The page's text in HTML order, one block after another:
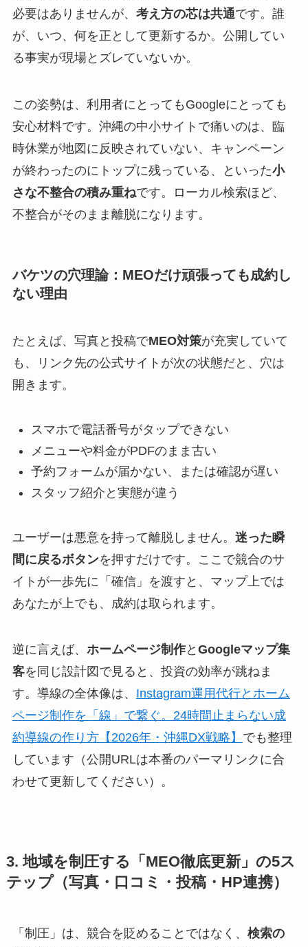
必要はありませんが、 考え方の芯は共通です。誰
が、いつ、何を正として更新するか。公開してい
る事実が現場とズレていないか。
この姿勢は、利用者にとってもGoogleにとっても
安心材料です。沖縄の中小サイトで痛いのは、臨
時休業が地図に反映されていない、キャンペーン
が終わったのにトップに残っている、といった小
さな不整合の積み重ねです。ローカル検索ほど、
不整合がそのまま離脱になります。
バケツの穴理論：MEOだけ頑張っても成約し
ない理由
たとえば、写真と投稿でMEO対策が充実していて
も、リンク先の公式サイトが次の状態だと、穴は
開きます。
スマホで電話番号がタップできない
メニューや料金がPDFのまま古い
予約フォームが届かない、または確認が遅い
スタッフ紹介と実態が違う
ユーザーは悪意を持って離脱しません。 迷った瞬
間に戻るボタンを押すだけです。ここで競合のサ
イトが一歩先に「確信」を渡すと、マップ上では
あなたが上でも、成約は取られます。
逆に言えば、 ホームページ制作と Googleマップ集
客を同じ設計図で見ると、投資の効率が跳ねま
す。導線の全体像は、 Instagram運用代行とホーム
ページ制作を「線」で繋ぐ。24時間止まらない成
約導線の作り方【2026年・沖縄DX戦略】 でも整理
しています（公開URLは本番のパーマリンクに合
わせて更新してください）。
3. 地域を制圧する「MEO徹底更新」の5ス
テップ（写真・口コミ・投稿・HP連携）
「制圧」は、競合を貶めることではなく、 検索の